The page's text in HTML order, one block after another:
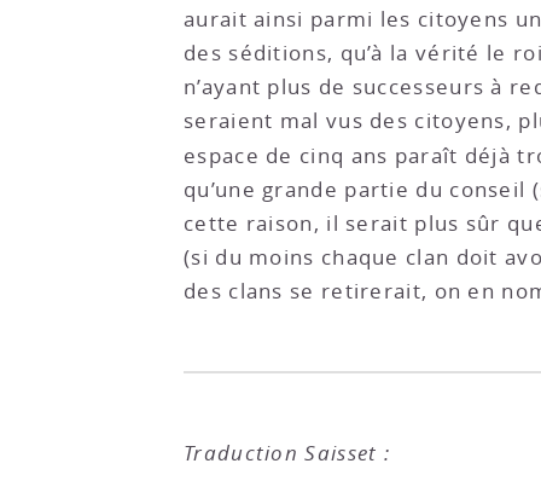
aurait ainsi parmi les citoyens
des séditions, qu’à la vérité le
n’ayant plus de successeurs à
seraient mal vus des citoyens,
espace de cinq ans paraît déjà
qu’une grande partie du
cette raison, il serait plus sûr
(si du moins chaque clan doit
des clans se retirerait, on en
Traduction Saisset :